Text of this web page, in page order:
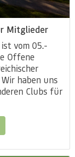
Mitglieder
ist vom 05.-
Offene
haben uns
Clubs für